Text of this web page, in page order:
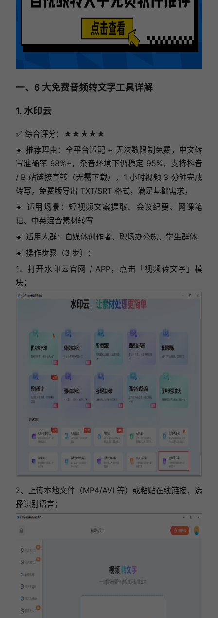
一、6 大免费音频转文字工具详解
1. 水印云
✅ 综合评分：★★★★★
🔹 推荐理由：全平台适配 + 无次数限制免费，中文转
写准确率 98%+，杂音环境下仍稳定 95%，支持抖音
/ B 站链接直转（无需下载），1 小时视频 3 分钟完成
转写。免费版导出 TXT/SRT 格式，满足基础需求。
🔹 适用场景：短视频文案提取、会议纪要、网课笔
记、中英混合素材转写
🔹 适用人群：自媒体创作者、职场办公族、学生群体
🔹 操作步骤（3 步）：
1、打开水印云官网 / APP，点击「视频转文字」模
块；
2、上传本地文件（MP4/AVI 等）或粘贴在线链接，选
择识别语言；